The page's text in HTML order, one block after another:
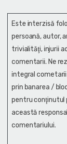
Este interzisă
persoană, autor,
trivialităţi, injurii
comentarii. Ne
integral
prin banarea /
pentru conţinutul
această
comentariului.